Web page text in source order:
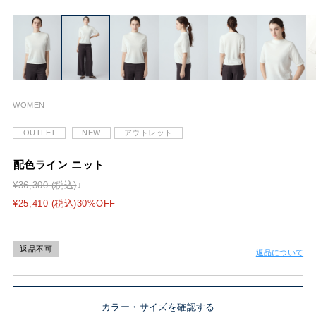
WOMEN
OUTLET NEW アウトレット
配色ライン ニット
¥36,300 (税込)
¥25,410 (税込)30%OFF
返品不可 返品について
カラー・サイズを確認する